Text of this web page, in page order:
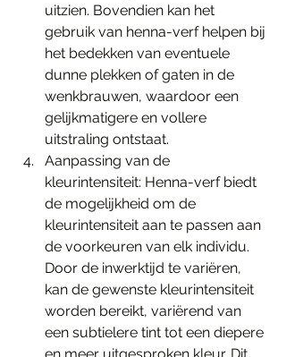
uitzien. Bovendien kan het
gebruik van henna-verf helpen bij
het bedekken van eventuele
dunne plekken of gaten in de
wenkbrauwen, waardoor een
gelijkmatigere en vollere
uitstraling ontstaat.
Aanpassing van de
kleurintensiteit: Henna-verf biedt
de mogelijkheid om de
kleurintensiteit aan te passen aan
de voorkeuren van elk individu.
Door de inwerktijd te variëren,
kan de gewenste kleurintensiteit
worden bereikt, variërend van
een subtielere tint tot een diepere
en meer uitgesproken kleur. Dit